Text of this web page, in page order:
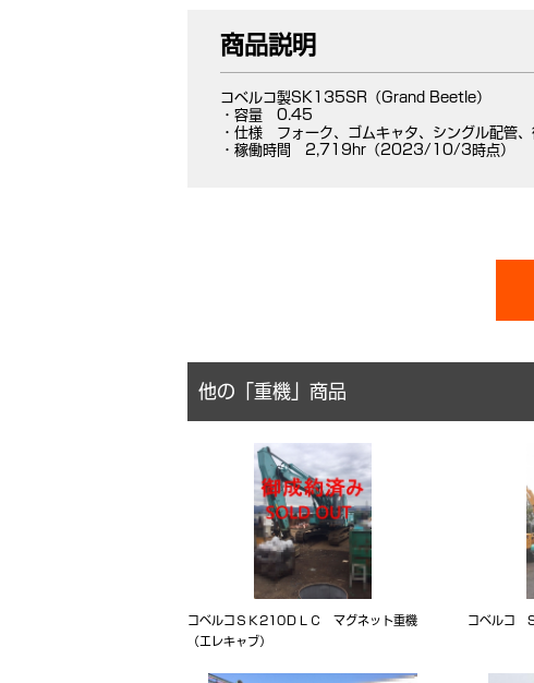
商品説明
コベルコ製SK135SR（Grand Beetle）
・容量 0.45
・仕様 フォーク、ゴムキャタ、シングル配管、
・稼働時間 2,719hr（2023/10/3時点）
他の「重機」商品
コベルコＳＫ210ＤＬＣ マグネット重機
（エレキャブ）
コベルコ